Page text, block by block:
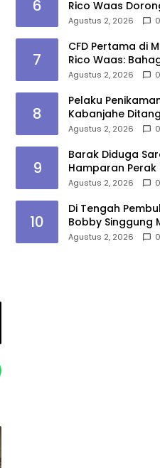
6
Rico Waas
Sinergi Pemko-
Agustus 2, 2026 0
7
CFD Pertama di
Rico Waas:
Harus
Agustus 2, 2026 0
8
Pelaku
Kabanjahe
Menit, Polisi
Agustus 2, 2026 0
9
Barak Diduga
Hamparan Perak
Gabungan
Agustus 2, 2026 0
10
Di Tengah
Bobby Singgung
Kualanamu
Agustus 2, 2026 0